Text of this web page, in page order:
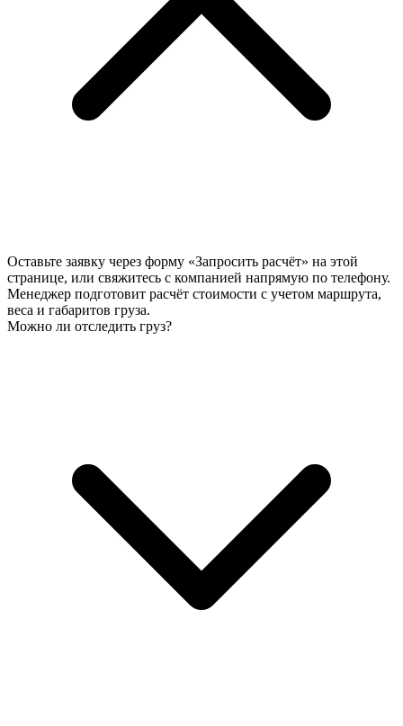
Оставьте заявку через форму «Запросить расчёт» на этой
странице, или свяжитесь с компанией напрямую по телефону.
Менеджер подготовит расчёт стоимости с учетом маршрута,
веса и габаритов груза.
Можно ли отследить груз?